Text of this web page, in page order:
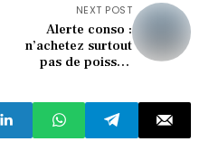
NEXT POST
Alerte conso :
n’achetez surtout
pas de poisson
pourquoi)